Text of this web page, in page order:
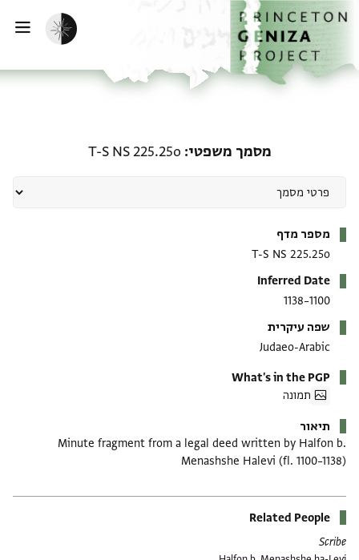
לתוכןהבית
הפעלת מצב כהה
מסמך משפטי T-S NS 225.25o
מספר מדף
T-S NS 225.25o
Inferred Date
1100–1138
שפה עיקרית
Judaeo-Arabic
What's in the PGP
תמונה
תיאור
Minute fragment from a legal deed written by Halfon b.
Menashshe Halevi (fl. 1100–1138)
Related People
Scribe